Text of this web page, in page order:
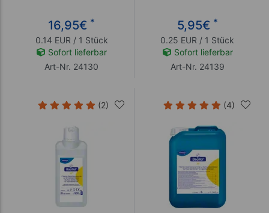
16,95€ *
0.14 EUR / 1 Stück
Sofort lieferbar
Art-Nr. 24130
5,95€ *
0.25 EUR / 1 Stück
Sofort lieferbar
Art-Nr. 24139
(2) (4)